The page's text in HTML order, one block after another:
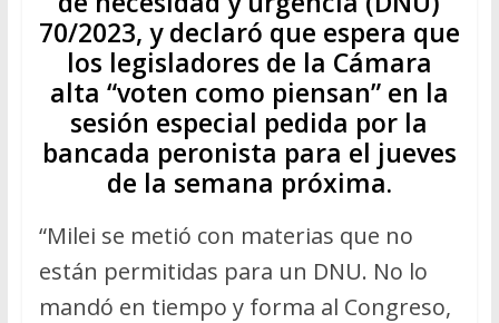
70/2023, y declaró que espera que
los legisladores de la Cámara
alta “voten como piensan” en la
sesión especial pedida por la
bancada peronista para el jueves
de la semana próxima.
“Milei se metió con materias que no
están permitidas para un DNU. No lo
mandó en tiempo y forma al Congreso,